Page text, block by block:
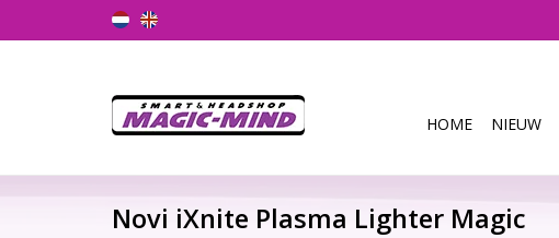
HOME NIEUW
Novi iXnite Plasma Lighter Magic